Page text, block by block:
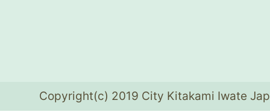
Copyright(c) 2019 City Kitakami Iwate